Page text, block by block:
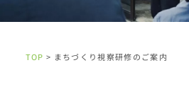
TOP > まちづくり視察研修のご案内